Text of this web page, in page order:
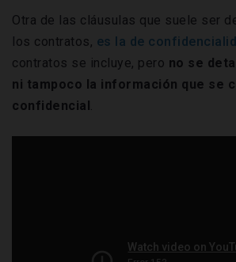
Otra de las cláusulas que suele ser
los contratos, es la de
contratos se incluye, pero no se
ni tampoco la información que se
confidencial.